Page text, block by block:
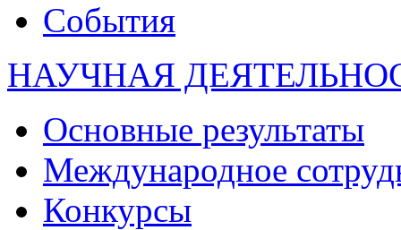
События
НАУЧНАЯ
Основные результаты
Международное
Конкурсы